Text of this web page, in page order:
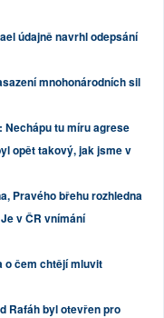
údajně navrhl odepsání
mnohonárodních sil
Nechápu tu míru agrese
opět takový, jak jsme v
Pravého břehu rozhledna
v ČR vnímání
o čem chtějí mluvit
Rafáh byl otevřen pro